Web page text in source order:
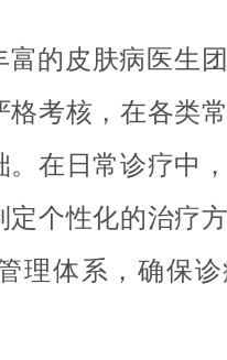
的皮肤病医生
考核，在各类
在日常诊疗中
个性化的治疗
理体系，确保